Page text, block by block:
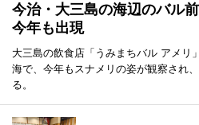
今治・大三島の海辺のバル
今年も出現
大三島の飲食店「うみまちバル アメリ
海で、今年もスナメリの姿が観察され
る。